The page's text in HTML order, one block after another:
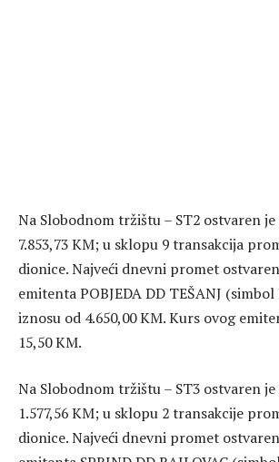
Na Slobodnom tržištu – ST2 ostvaren
7.853,73 KM; u sklopu 9 transakcija
dionice. Najveći dnevni promet
emitenta POBJEDA DD TEŠANJ (simbol
iznosu od 4.650,00 KM. Kurs ovog
15,50 KM.
Na Slobodnom tržištu – ST3 ostvaren
1.577,56 KM; u sklopu 2 transakcije
dionice. Najveći dnevni promet